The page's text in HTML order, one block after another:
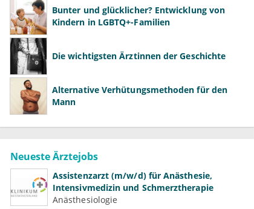
Bunter und glücklicher? Entwicklung von
Kindern in LGBTQ+-Familien
Die wichtigsten Ärztinnen der Geschichte
Alternative Verhütungsmethoden für den
Mann
Neueste Ärztejobs
Assistenzarzt (m/w/d) für Anästhesie,
Intensivmedizin und Schmerztherapie
Anästhesiologie